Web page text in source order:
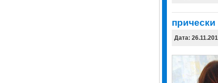
прически
Дата: